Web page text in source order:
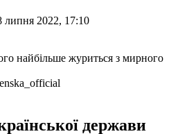
липня 2022, 17:10
держави